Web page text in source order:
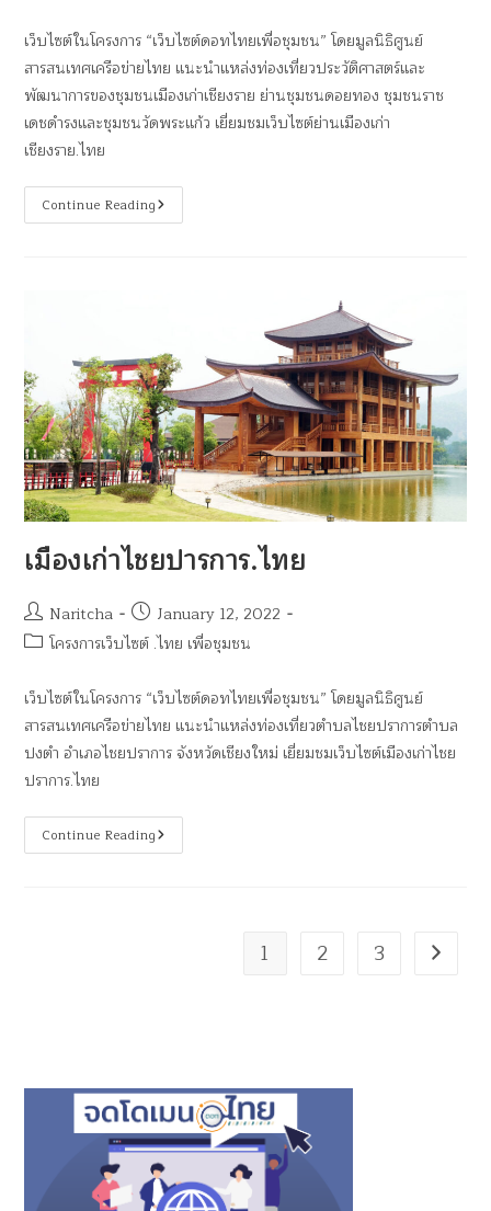
เว็บไซต์ในโครงการ “เว็บไซต์ดอทไทยเพื่อชุมชน” โดยมูลนิธิศูนย์
สารสนเทศเครือข่ายไทย แนะนำแหล่งท่องเที่ยวประวัติศาสตร์และ
พัฒนาการของชุมชนเมืองเก่าเชียงราย ย่านชุมชนดอยทอง ชุมชนราช
เดชดำรงและชุมชนวัดพระแก้ว เยี่ยมชมเว็บไซต์ย่านเมืองเก่า
เชียงราย.ไทย
Continue Reading
เมืองเก่าไชยปารการ.ไทย
Naritcha
January 12, 2022
โครงการเว็บไซต์ .ไทย เพื่อชุมชน
เว็บไซต์ในโครงการ “เว็บไซต์ดอทไทยเพื่อชุมชน” โดยมูลนิธิศูนย์
สารสนเทศเครือข่ายไทย แนะนำแหล่งท่องเที่ยวตำบลไชยปราการตำบล
ปงตำ อำเภอไชยปราการ จังหวัดเชียงใหม่ เยี่ยมชมเว็บไซต์เมืองเก่าไชย
ปราการ.ไทย
Continue Reading
1 2 3